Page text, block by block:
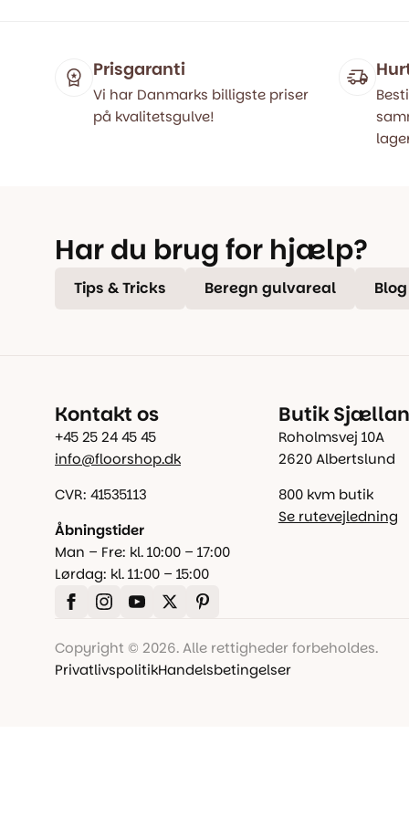
Prisgaranti
Vi har Danmarks billigste priser
på kvalitetsgulve!
Har du brug for hjælp?
Tips & Tricks Beregn gulvareal Blog
Kontakt os
+45 25 24 45 45
info@floorshop.dk
CVR: 41535113
Åbningstider
Man – Fre: kl. 10:00 – 17:00
Lørdag: kl. 11:00 – 15:00
Butik
Roholmsvej 10A
2620 Albertslund
800 kvm butik
Se rutevejledning
Copyright © 2026. Alle rettigheder forbeholdes.
PrivatlivspolitikHandelsbetingelser